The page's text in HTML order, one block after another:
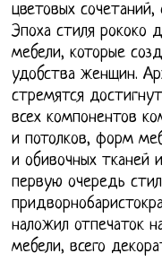
цветовых
Эпоха стиля рококо
мебели, которые
удобства женщин.
стремятся
всех компонентов
и потолков, форм
и обивочных тканей
первую очередь
наложил отпечаток
мебели, всего